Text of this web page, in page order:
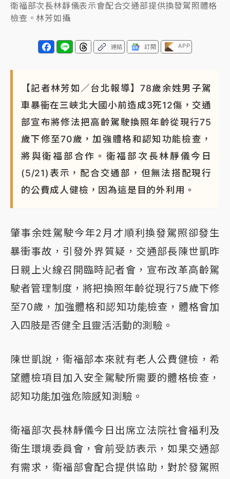
衛福部次長林靜儀表示會配合交通部提供換發駕照體格
檢查。林芳如攝
連結 訂閱 APP
【記者林芳如／台北報導】78歲余姓男子駕
車暴衝在三峽北大國小前造成3死12傷，交通
部宣布將修法把高齡駕駛換照年齡從現行75
歲下修至70歲，加強體格和認知功能檢查，
將與衛福部合作。衛福部次長林靜儀今日
(5/21)表示，配合交通部，但無法搭配現行
的公費成人健檢，因為這是目的外利用。
肇事余姓駕駛今年2月才順利換發駕照卻發生
暴衝事故，引發外界質疑，交通部長陳世凱昨
日親上火線召開臨時記者會，宣布改革高齡駕
駛者管理制度，將把換照年齡從現行75歲下修
至70歲，加強體格和認知功能檢查，體格會加
入四肢是否健全且靈活活動的測驗。
陳世凱說，衛福部本來就有老人公費健檢，希
望體檢項目加入安全駕駛所需要的體格檢查，
認知功能加強危險感知測驗。
衛福部次長林靜儀今日出席立法院社會福利及
衛生環境委員會，會前受訪表示，如果交通部
有需求，衛福部會配合提供協助，對於發駕照